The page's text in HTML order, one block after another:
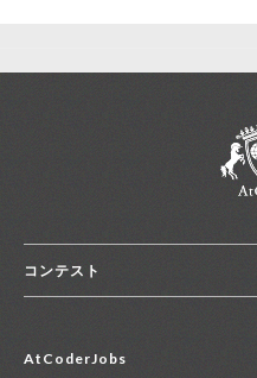
コンテスト
コンテスト一覧
AtCoderJobs